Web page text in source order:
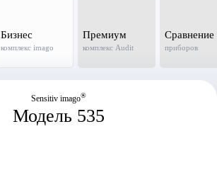
Бизнес
комплекс imago
Премиум
комплекс Audit
Сравнение
приборов
Sensitiv imago®
Модель 535